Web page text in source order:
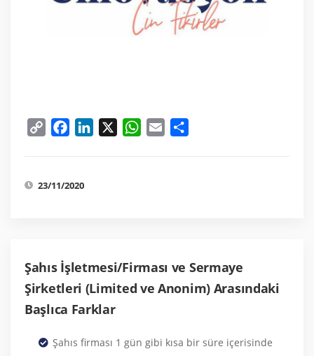
Copy
FacebookLinkedIn WhatsApp
Email
23/11/2020
Şahıs İşletmesi/Firması ve Sermaye
Şirketleri (Limited ve Anonim) Arasındaki
Başlıca Farklar
Şahıs firması 1 gün gibi kısa bir süre içerisinde